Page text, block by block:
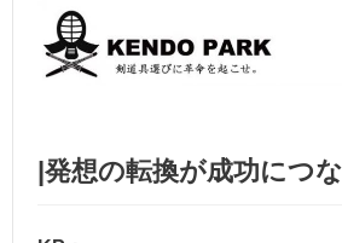
|発想の転換が成功につ